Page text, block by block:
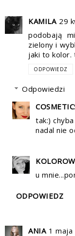
KAMILA 29
podobają
zielony i
jaki to kolor.
ODPOWIEDZ
Odpowiedzi
tak:)
nadal nie
u
ODPOWIEDZ
ANIA 1